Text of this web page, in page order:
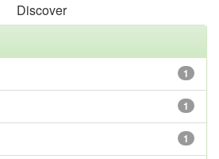
Discover
1
1
1